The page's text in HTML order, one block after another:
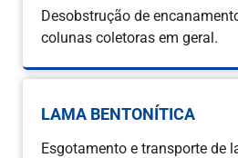
Desobstrução de
colunas coletoras em geral.
LAMA BENTONÍTICA
Esgotamento e transporte de